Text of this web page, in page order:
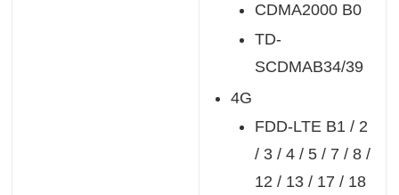
CDMA2000 B0
TD-
SCDMAB34/39
4G
FDD-LTE B1 / 2
/ 3 / 4 / 5 / 7 / 8 /
12 / 13 / 17 / 18